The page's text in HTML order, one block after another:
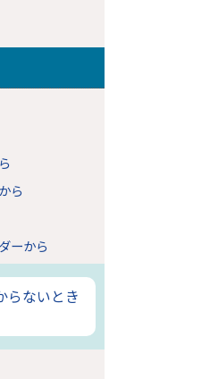
ら
ーから
らないとき